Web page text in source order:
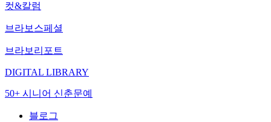
컷&칼럼
브라보스페셜
브라보리포트
DIGITAL LIBRARY
50+ 시니어 신춘문예
블로그